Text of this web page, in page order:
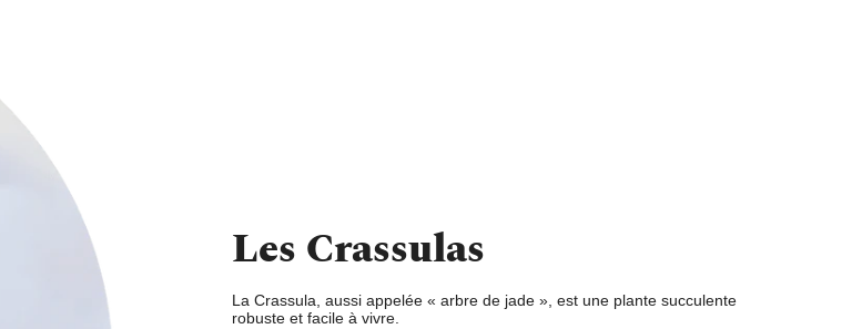
Les Crassulas
La Crassula, aussi appelée « arbre de jade », est une plante succulente
robuste et facile à vivre.